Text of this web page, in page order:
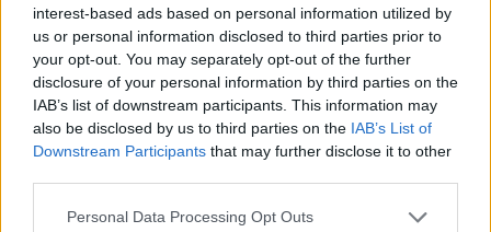
interest-based ads based on personal information utilized by
us or personal information disclosed to third parties prior to
your opt-out. You may separately opt-out of the further
disclosure of your personal information by third parties on the
IAB’s list of downstream participants. This information may
also be disclosed by us to third parties on the IAB’s List of
Downstream Participants that may further disclose it to other
Personal Data Processing Opt Outs
Konsultieren Sie einen Allergologen: Lassen Sie
sich professionell beraten zu Immuntherapie,
Medikamenten und individuellen
Behandlungsstrategien